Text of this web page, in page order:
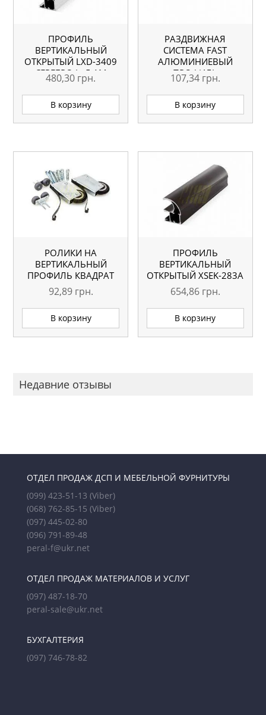
ПРОФИЛЬ
ВЕРТИКАЛЬНЫЙ
ОТКРЫТЫЙ LXD-3409
СЕРЕБРО L=5.1М
ОРИГИНАЛ
480,30 грн.
В корзину
РАЗДВИЖНАЯ
СИСТЕМА FAST
АЛЮМИНИЕВЫЙ
ПРОФИЛЬ
107,34 грн.
В корзину
РОЛИКИ НА
ВЕРТИКАЛЬНЫЙ
ПРОФИЛЬ КВАДРАТ
92,89 грн.
В корзину
ПРОФИЛЬ
ВЕРТИКАЛЬНЫЙ
ОТКРЫТЫЙ XSEK-283A
ВЕНГЕ ГЛЯНЕЦ
L=5.1М ОРИГИНАЛ
654,86 грн.
В корзину
Недавние отзывы
ОТДЕЛ ПРОДАЖ ДСП И МЕБЕЛЬНОЙ ФУРНИТУРЫ
(099) 423-51-13 (Viber)
(068) 762-85-15 (Viber)
(097) 445-02-80
(096) 791-89-48
peral-f@ukr.net
ОТДЕЛ ПРОДАЖ МАТЕРИАЛОВ И УСЛУГ
(097) 487-18-70
peral-sale@ukr.net
БУХГАЛТЕРИЯ
(097) 746-78-82